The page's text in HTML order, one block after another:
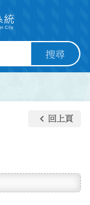
搜尋
keyboard_arrow_left 回上頁